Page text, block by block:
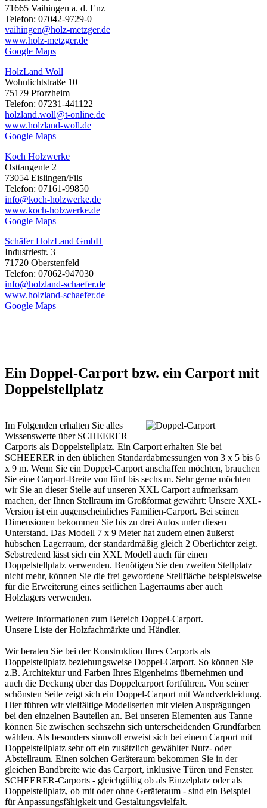
71665 Vaihingen a. d. Enz
Telefon: 07042-9729-0
vaihingen@holz-metzger.de
www.holz-metzger.de
Google Maps
HolzLand Woll
Wohnlichtstraße 10
75179 Pforzheim
Telefon: 07231-441122
holzland.woll@t-online.de
www.holzland-woll.de
Google Maps
Koch Holzwerke
Osttangente 2
73054 Eislingen/Fils
Telefon: 07161-99850
info@koch-holzwerke.de
www.koch-holzwerke.de
Google Maps
Schäfer HolzLand GmbH
Industriestr. 3
71720 Oberstenfeld
Telefon: 07062-947030
info@holzland-schaefer.de
www.holzland-schaefer.de
Google Maps
Ein Doppel-Carport bzw. ein Carport mit
Doppelstellplatz
Im Folgenden erhalten Sie alles
Wissenswerte über SCHEERER
Carports als Doppelstellplatz. Ein Carport erhalten Sie bei
SCHEERER in den üblichen Standardabmessungen von 3 x 5 bis 6
x 9 m. Wenn Sie ein Doppel-Carport anschaffen möchten, brauchen
Sie eine Carport-Breite von fünf bis sechs m. Sehr gerne möchten
wir Sie an dieser Stelle auf unseren XXL Carport aufmerksam
machen, der Ihnen Stellraum im Großformat gewährt: Unsere XXL-
Version ist ein augenscheinliches Familien-Carport. Bei seinen
Dimensionen bekommen Sie bis zu drei Autos unter diesen
Unterstand. Das Modell 7 x 9 Meter hat zudem einen äußerst
hübschen Lagerraum, der standardmäßig gleich 2 Oberlichter zeigt.
Sebstredend lässt sich ein XXL Modell auch für einen
Doppelstellplatz verwenden. Benötigen Sie den zweiten Stellplatz
nicht mehr, können Sie die frei gewordene Stellfläche beispielsweise
für die Erweiterung eines seitlichen Lagerraums aber auch
Holzlagers verwenden.
Weitere Informationen zum Bereich Doppel-Carport.
Unsere Liste derHolzfachmärkte und Händler.
Wir beraten Sie bei der Konstruktion Ihres Carports als
Doppelstellplatz beziehungsweise Doppel-Carport. So können Sie
z.B. Architektur und Farben Ihres Eigenheims übernehmen und
auch die Deckung über das Doppelcarport fortführen. Von seiner
schönsten Seite zeigt sich ein Doppel-Carport mit Wandverkleidung.
Hier führen wir vielfältige Modellserien mit vielen Ausprägungen
bei den einzelnen Bauteilen an. Bei unseren Elementen aus Tanne
können Sie zwischen sechszehn sich unterscheidenden Grundfarben
wählen. Als besonders sinnvoll erweist sich bei einem Carport mit
Doppelstellplatz sehr oft ein zusätzlich gewählter Nutz- oder
Abstellraum. Einen solchen Geräteraum bekommen Sie in der
gleichen Bandbreite wie das Carport, inklusive Türen und Fenster.
SCHEERER-Carports - gleichgültig ob als Einzelplatz oder als
Doppelstellplatz, ob mit oder ohne Geräteraum - sind ein Beispiel
für Anpassungsfähigkeit und Gestaltungsvielfalt.